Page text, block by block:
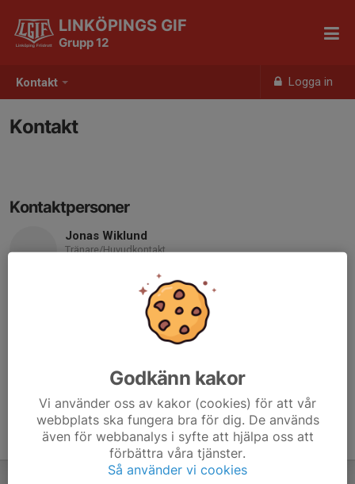
Kontakt Logga in
LINKÖPINGS GIF
Grupp 12
Kontakt
Kontaktpersoner
Jonas Wiklund
Tränare/Huvudkontakt
jonasaria@rocketmail.com
Godkänn kakor
Vi använder oss av kakor (cookies) för att vår
webbplats ska fungera bra för dig. De används
även för webbanalys i syfte att hjälpa oss att
förbättra våra tjänster.
Så använder vi cookies